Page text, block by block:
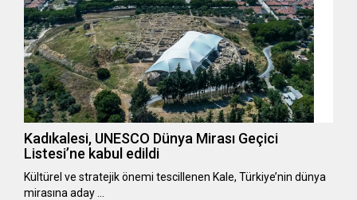
Kadıkalesi, UNESCO Dünya Mirası Geçici
Listesi’ne kabul edildi
Kültürel ve stratejik önemi tescillenen Kale, Türkiye’nin dünya
mirasına aday …